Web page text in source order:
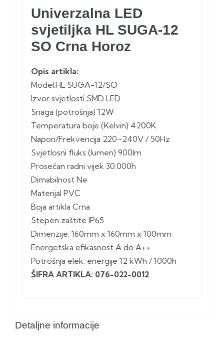
Detaljne informacije
Univerzalna LED
svjetiljka HL SUGA-12
SO Crna Horoz
Opis artikla:
Model:HL SUGA-12/SO
Izvor svjetlosti SMD LED
Snaga (potrošnja) 12W
Temperatura boje (Kelvin) 4200K
Napon/Frekvencija 220~240V / 50Hz
Svjetlosni fluks (lumen) 900lm
Prosečan radni vijek 30.000h
Dimabilnost Ne
Materijal PVC
Boja artikla Crna
Stepen zaštite IP65
Dimenzije: 160mm x 160mm x 100mm
Energetska efikasnost A do A++
Potrošnja elek. energije 12 kWh / 1000h
ŠIFRA ARTIKLA: 076-022-0012